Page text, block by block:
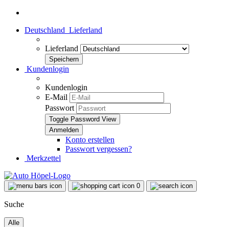
Deutschland Lieferland
Lieferland
Kundenlogin
Kundenlogin
E-Mail
Passwort
Toggle Password View
Konto erstellen
Passwort vergessen?
Merkzettel
0
Suche
Alle